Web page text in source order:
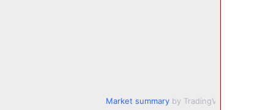
Market summary by TradingView